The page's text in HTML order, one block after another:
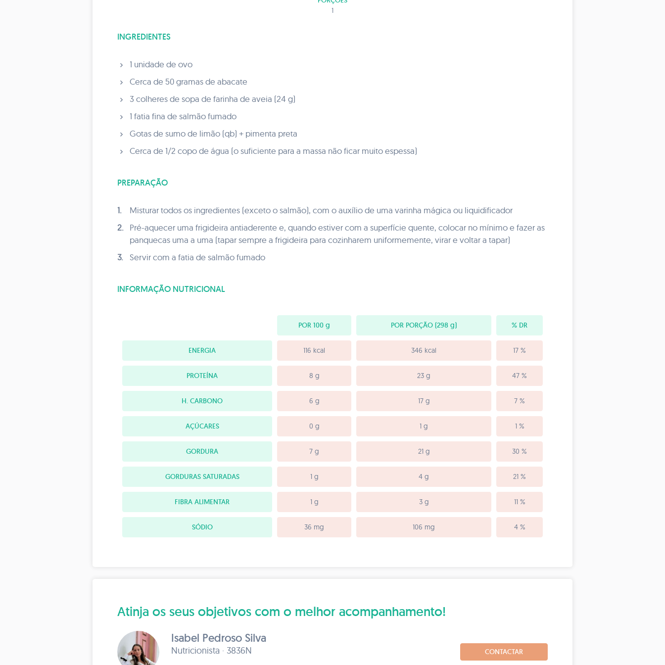
1
INGREDIENTES
1 unidade de ovo
Cerca de 50 gramas de abacate
3 colheres de sopa de farinha de aveia (24 g)
1 fatia fina de salmão fumado
Gotas de sumo de limão (qb) + pimenta preta
Cerca de 1/2 copo de água (o suficiente para a massa não ficar muito espessa)
PREPARAÇÃO
1.
Misturar todos os ingredientes (exceto o salmão), com o auxílio de uma varinha mágica ou liquidificador
2.
Pré-aquecer uma frigideira antiaderente e, quando estiver com a superfície quente, colocar no mínimo e fazer as
panquecas uma a uma (tapar sempre a frigideira para cozinharem uniformemente, virar e voltar a tapar)
3.
Servir com a fatia de salmão fumado
INFORMAÇÃO NUTRICIONAL
POR 100 g POR PORÇÃO (298 g) % DR
ENERGIA 116 kcal 346 kcal 17 %
PROTEÍNA 8 g 23 g 47 %
H. CARBONO 6 g 17 g 7 %
AÇÚCARES 0 g 1 g 1 %
GORDURA 7 g 21 g 30 %
GORDURAS SATURADAS 1 g 4 g 21 %
FIBRA ALIMENTAR 1 g 3 g 11 %
SÓDIO 36 mg 106 mg 4 %
Atinja os seus objetivos com o melhor acompanhamento!
Isabel Pedroso Silva
Nutricionista · 3836N CONTACTAR